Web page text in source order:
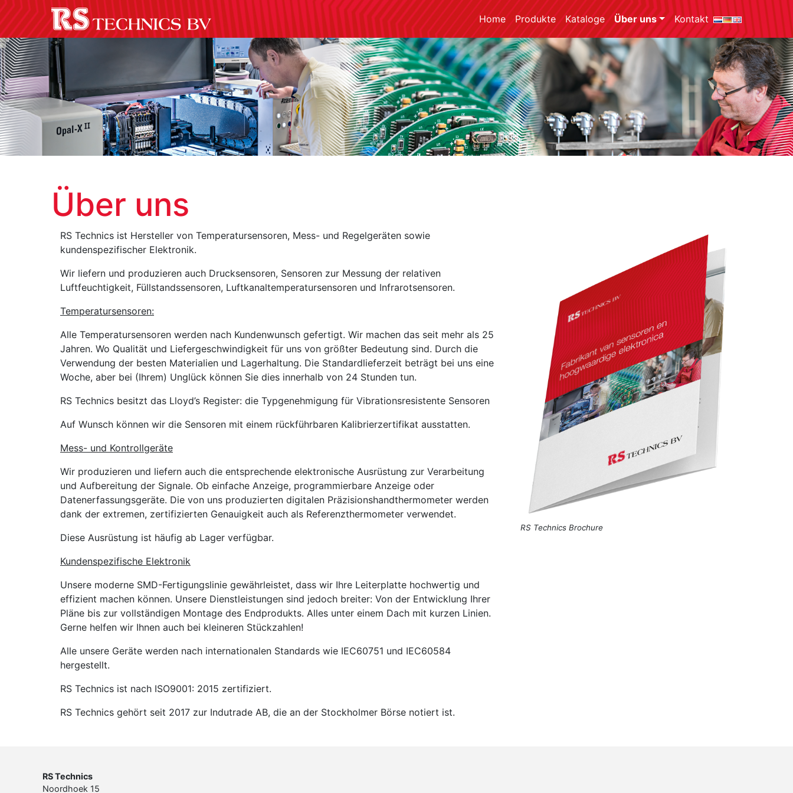
Home Produkte Kataloge Über uns Kontakt
Über uns
RS Technics ist Hersteller von Temperatursensoren, Mess- und Regelgeräten sowie
kundenspezifischer Elektronik.
Wir liefern und produzieren auch Drucksensoren, Sensoren zur Messung der relativen
Luftfeuchtigkeit, Füllstandssensoren, Luftkanaltemperatursensoren und Infrarotsensoren.
Temperatursensoren:
Alle Temperatursensoren werden nach Kundenwunsch gefertigt. Wir machen das seit mehr als 25
Jahren. Wo Qualität und Liefergeschwindigkeit für uns von größter Bedeutung sind. Durch die
Verwendung der besten Materialien und Lagerhaltung. Die Standardlieferzeit beträgt bei uns eine
Woche, aber bei (Ihrem) Unglück können Sie dies innerhalb von 24 Stunden tun.
RS Technics besitzt das Lloyd’s Register: die Typgenehmigung für Vibrationsresistente Sensoren
Auf Wunsch können wir die Sensoren mit einem rückführbaren Kalibrierzertifikat ausstatten.
Mess- und Kontrollgeräte
Wir produzieren und liefern auch die entsprechende elektronische Ausrüstung zur Verarbeitung
und Aufbereitung der Signale. Ob einfache Anzeige, programmierbare Anzeige oder
Datenerfassungsgeräte. Die von uns produzierten digitalen Präzisionshandthermometer werden
dank der extremen, zertifizierten Genauigkeit auch als Referenzthermometer verwendet.
Diese Ausrüstung ist häufig ab Lager verfügbar.
Kundenspezifische Elektronik
Unsere moderne SMD-Fertigungslinie gewährleistet, dass wir Ihre Leiterplatte hochwertig und
effizient machen können. Unsere Dienstleistungen sind jedoch breiter: Von der Entwicklung Ihrer
Pläne bis zur vollständigen Montage des Endprodukts. Alles unter einem Dach mit kurzen Linien.
Gerne helfen wir Ihnen auch bei kleineren Stückzahlen!
Alle unsere Geräte werden nach internationalen Standards wie IEC60751 und IEC60584
hergestellt.
RS Technics ist nach ISO9001: 2015 zertifiziert.
RS Technics gehört seit 2017 zur Indutrade AB, die an der Stockholmer Börse notiert ist.
RS Technics Brochure
RS Technics
Noordhoek 15